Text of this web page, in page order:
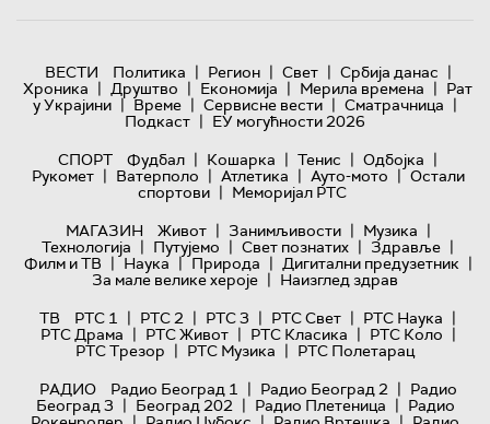
ВЕСТИ Политика | Регион | Свет | Србија данас |
Хроника | Друштво | Економија | Мерила времена | Рат
у Украјини | Време | Сервисне вести | Сматрачница |
Подкаст | ЕУ могућности 2026
СПОРТ
Фудбал | Кошарка | Тенис | Одбојка |
Рукомет | Ватерполо | Атлетика | Ауто-мото | Остали
спортови | Меморијал РТС
МАГАЗИН
Живот | Занимљивости | Музика |
Технологијa | Путујемо | Свет познатих | Здравље |
Филм и ТВ | Наука | Природа | Дигитални предузетник |
За мале велике хероје | Наизглед здрав
ТВ
РТС 1 | РТС 2 | РТС 3 | РТС Свет | РТС Наука |
РТС Драма | РТС Живот | РТС Класика | РТС Коло |
РТС Трезор | РТС Музика | РТС Полетарац
РАДИО
Радио Београд 1 | Радио Београд 2 | Радио
Београд 3 | Београд 202 | Радио Плетеница | Радио